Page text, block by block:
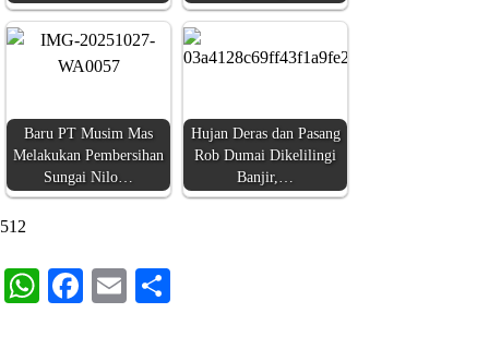
Baru PT Musim Mas
Melakukan Pembersihan
Sungai Nilo…
Hujan Deras dan Pasang
Rob Dumai Dikelilingi
Banjir,…
512
WhatsApp
Facebook
Email